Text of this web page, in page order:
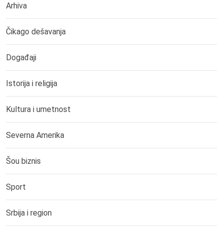
Arhiva
Čikago dešavanja
Događaji
Istorija i religija
Kultura i umetnost
Severna Amerika
Šou biznis
Sport
Srbija i region